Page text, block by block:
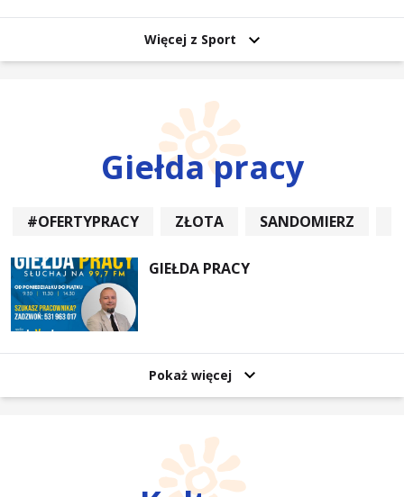
Więcej z Sport
Giełda pracy
#OFERTYPRACY ZŁOTA SANDOMIERZ
GIEŁDA PRACY
Pokaż więcej